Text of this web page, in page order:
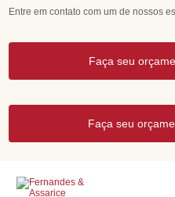
Entre em contato com um de nossos
Faça seu
Faça seu